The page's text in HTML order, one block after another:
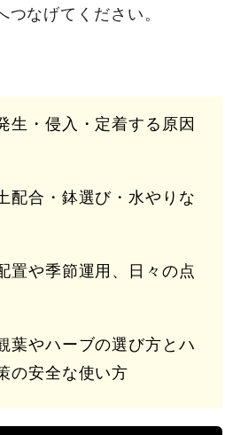
なげてください。
生・侵入・定着する原因
配合・鉢選び・水やりな
置や季節運用、日々の点
葉やハーブの選び方とハ
の安全な使い方